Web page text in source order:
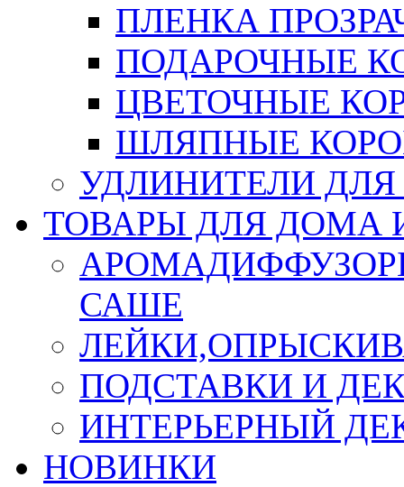
ПЛЕНКА
ПОДАРОЧНЫЕ
ЦВЕТОЧНЫЕ
ШЛЯПНЫЕ
УДЛИНИТЕЛИ
ТОВАРЫ ДЛЯ ДОМА
САШЕ
ПОДСТАВКИ И
ИНТЕРЬЕРНЫЙ
НОВИНКИ